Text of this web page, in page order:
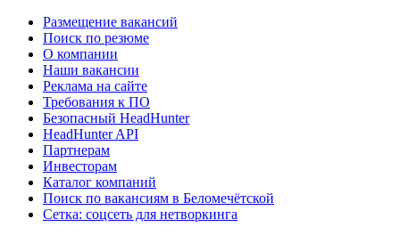
Размещение вакансий
Поиск по резюме
О компании
Наши вакансии
Реклама на сайте
Требования к ПО
Безопасный HeadHunter
HeadHunter API
Партнерам
Инвесторам
Каталог компаний
Поиск по вакансиям в Беломечётской
Сетка: соцсеть для нетворкинга